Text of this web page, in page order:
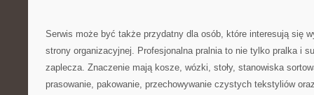
Serwis może być także przydatny dla osób, które interesują się
strony organizacyjnej. Profesjonalna pralnia to nie tylko pralka i
zaplecza. Znaczenie mają kosze, wózki, stoły, stanowiska
prasowanie, pakowanie, przechowywanie czystych tekstyliów